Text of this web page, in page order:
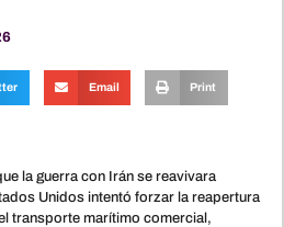
Email Print
la guerra con Irán se reavivara
Unidos intentó forzar la reapertura
transporte marítimo comercial,